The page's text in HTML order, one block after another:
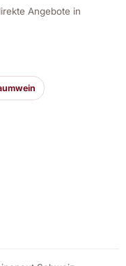
Angebote in